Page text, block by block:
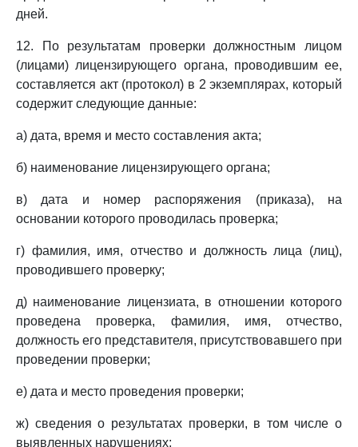
дней.
12. По результатам проверки должностным лицом
(лицами) лицензирующего органа, проводившим ее,
составляется акт (протокол) в 2 экземплярах, который
содержит следующие данные:
а) дата, время и место составления акта;
б) наименование лицензирующего органа;
в) дата и номер распоряжения (приказа), на
основании которого проводилась проверка;
г) фамилия, имя, отчество и должность лица (лиц),
проводившего проверку;
д) наименование лицензиата, в отношении которого
проведена проверка, фамилия, имя, отчество,
должность его представителя, присутствовавшего при
проведении проверки;
е) дата и место проведения проверки;
ж) сведения о результатах проверки, в том числе о
выявленных нарушениях;